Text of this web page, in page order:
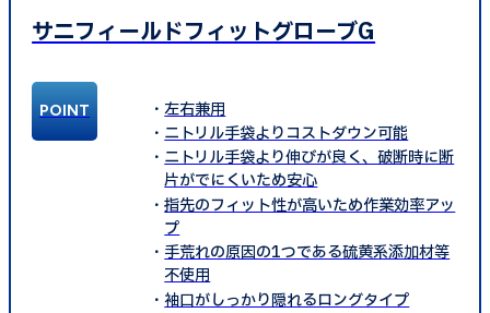
サニフィールドフィットグローブG
左右兼用
ニトリル手袋よりコストダウン可能
ニトリル手袋より伸びが良く、破断時に断
片がでにくいため安心
指先のフィット性が高いため作業効率アッ
プ
手荒れの原因の1つである硫黄系添加材等
不使用
袖口がしっかり隠れるロングタイプ